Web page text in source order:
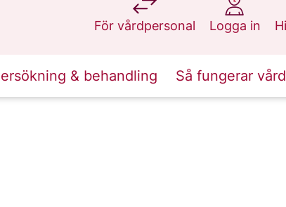
För vårdpersonal
Logga in
& behandling Så fungerar